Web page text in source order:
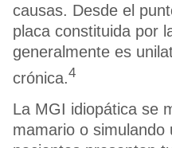
causas. Desde el
placa constituida por
generalmente es
crónica.4
La MGI idiopática se
mamario o